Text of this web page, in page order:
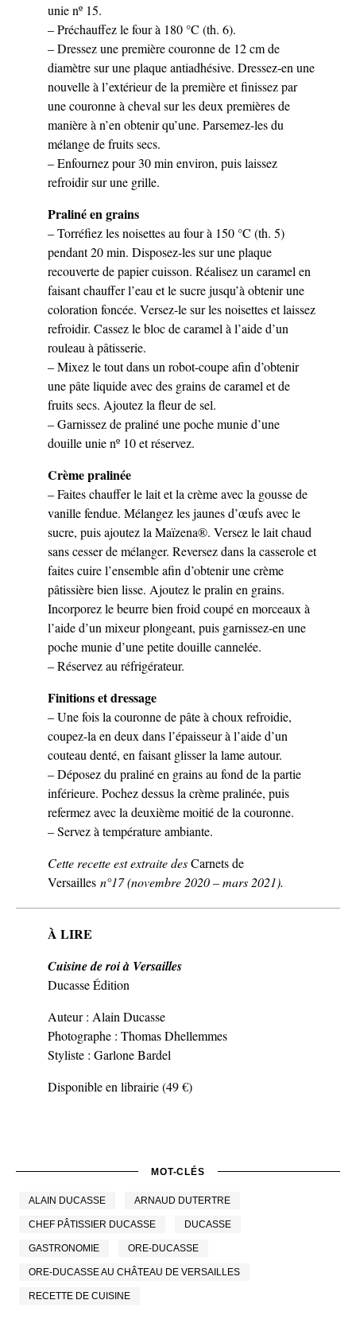
unie nº 15.
– Préchauffez le four à 180 °C (th. 6).
– Dressez une première couronne de 12 cm de
diamètre sur une plaque antiadhésive. Dressez-en une
nouvelle à l’extérieur de la première et finissez par
une couronne à cheval sur les deux premières de
manière à n’en obtenir qu’une. Parsemez-les du
mélange de fruits secs.
– Enfournez pour 30 min environ, puis laissez
refroidir sur une grille.
Praliné en grains
– Torréfiez les noisettes au four à 150 °C (th. 5)
pendant 20 min. Disposez-les sur une plaque
recouverte de papier cuisson. Réalisez un caramel en
faisant chauffer l’eau et le sucre jusqu’à obtenir une
coloration foncée. Versez-le sur les noisettes et laissez
refroidir. Cassez le bloc de caramel à l’aide d’un
rouleau à pâtisserie.
– Mixez le tout dans un robot-coupe afin d’obtenir
une pâte liquide avec des grains de caramel et de
fruits secs. Ajoutez la fleur de sel.
– Garnissez de praliné une poche munie d’une
douille unie nº 10 et réservez.
Crème pralinée
– Faites chauffer le lait et la crème avec la gousse de
vanille fendue. Mélangez les jaunes d’œufs avec le
sucre, puis ajoutez la Maïzena®. Versez le lait chaud
sans cesser de mélanger. Reversez dans la casserole et
faites cuire l’ensemble afin d’obtenir une crème
pâtissière bien lisse. Ajoutez le pralin en grains.
Incorporez le beurre bien froid coupé en morceaux à
l’aide d’un mixeur plongeant, puis garnissez-en une
poche munie d’une petite douille cannelée.
– Réservez au réfrigérateur.
Finitions et dressage
– Une fois la couronne de pâte à choux refroidie,
coupez-la en deux dans l’épaisseur à l’aide d’un
couteau denté, en faisant glisser la lame autour.
– Déposez du praliné en grains au fond de la partie
inférieure. Pochez dessus la crème pralinée, puis
refermez avec la deuxième moitié de la couronne.
– Servez à température ambiante.
Cette recette est extraite desCarnets de
Versailles n°17 (novembre 2020 – mars 2021).
À LIRE
Cuisine de roi à Versailles
Ducasse Édition
Auteur : Alain Ducasse
Photographe : Thomas Dhellemmes
Styliste : Garlone Bardel
Disponible en librairie (49 €)
MOT-CLÉS
ALAIN DUCASSE ARNAUD DUTERTRE
CHEF PÂTISSIER DUCASSE DUCASSE
GASTRONOMIE ORE-DUCASSE
ORE-DUCASSE AU CHÂTEAU DE VERSAILLES
RECETTE DE CUISINE